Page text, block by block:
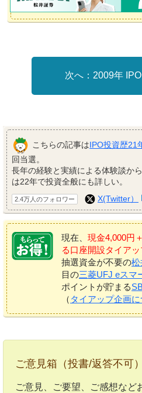
2009年
こちらの記事はIPO投資歴21
回当選。
長年の経験と実績による体験談から
は22年で投資全般にも詳しい。
2.4万人のフォロワー X(Twitter）
現在、 現金4,000円
る口座開設タイア
抽選資金が不要の松
目の三菱UFJ eスマ
ポイントが貯まる
（ タイアップ企画に
ご意見箱（投書/返答不可）
ご意見、ご要望、ご感想など